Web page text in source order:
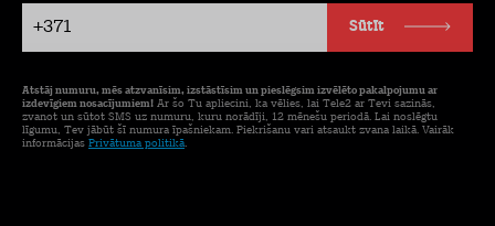
+371 Sūtīt
Atstāj numuru, mēs atzvanīsim, izstāstīsim un pieslēgsim izvēlēto pakalpojumu ar
izdevīgiem nosacījumiem! Ar šo Tu apliecini, ka vēlies, lai Tele2 ar Tevi sazinās,
zvanot un sūtot SMS uz numuru, kuru norādīji, 12 mēnešu periodā. Lai noslēgtu
līgumu, Tev jābūt šī numura īpašniekam. Piekrišanu vari atsaukt zvana laikā. Vairāk
informācijas Privātuma politikā.